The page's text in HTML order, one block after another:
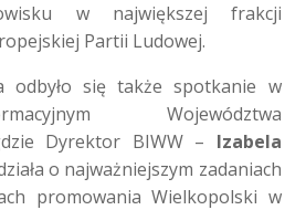
w największej frakcji
Partii Ludowej.
odbyło się także spotkanie w
Województwa
Dyrektor BIWW – Izabela
o najważniejszym zadaniach
promowania Wielkopolski w